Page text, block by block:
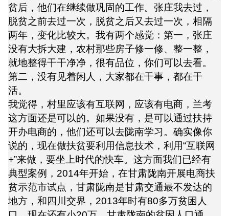
贫后，他们在继续做巩固的工作。张庄我去过，
脱贫之前去过一次，脱贫之后又去过一次，相隔
两年，变化比较大。我有两个感觉：第一，张庄
没有大拆大建，农村那些房子修一修、整一整，
就地整得干干净净，很有品位，你们可以去看。
第二，没有见着闲人，大家都在干事，都在干
活。
我觉得，村里应该有互联网，应该有电商，兰考
这方面还是可以的。如果没有，是可以通过扶持
开办电商的，他们还可以去陇南学习。确实像你
说的，现在做扶贫要利用信息技术，利用“互联网
+”来做，要坐上时代的快车。这方面我们已经有
典型案例，2014年开始，在甘肃陇南开展电商扶
贫示范市试点，甘肃陇南是甘肃交通最不发达的
地方，和四川交界，2013年时有80多万贫困人